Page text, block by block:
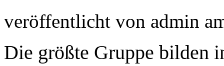
veröffentlicht von admin
Die größte Gruppe bilden